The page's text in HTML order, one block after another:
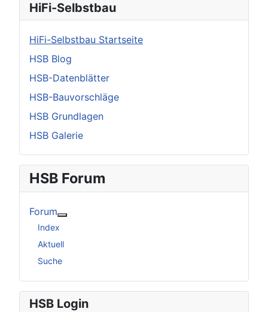
HiFi-Selbstbau
HiFi-Selbstbau Startseite
HSB Blog
HSB-Datenblätter
HSB-Bauvorschläge
HSB Grundlagen
HSB Galerie
HSB Forum
Forum
Index
Aktuell
Suche
HSB Login